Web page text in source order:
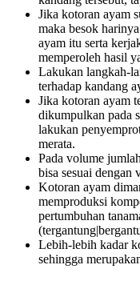
Jika kotoran ayam
maka besok
ayam itu serta
memperoleh hasil
Lakukan langkah-
terhadap kandang
Jika kotoran ayam
dikumpulkan pada
lakukan
merata.
Pada volume
bisa sesuai dengan
Kotoran ayam
memproduksi
pertumbuhan
Lebih-lebih kadar
sehingga